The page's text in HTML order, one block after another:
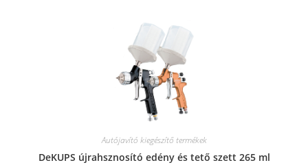
Autójavító kiegészítő termékek
DeKUPS újrahsznosító edény és tető szett 265 ml